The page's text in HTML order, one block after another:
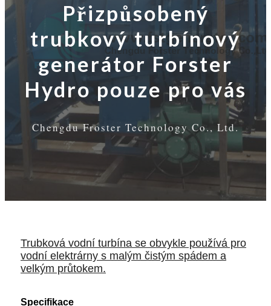
Přizpůsobený
trubkový turbínový
generátor Forster
Hydro pouze pro vás
Chengdu Froster Technology Co., Ltd.
Trubková vodní turbína se obvykle používá pro
vodní elektrárny s malým čistým spádem a
velkým průtokem.
Specifikace